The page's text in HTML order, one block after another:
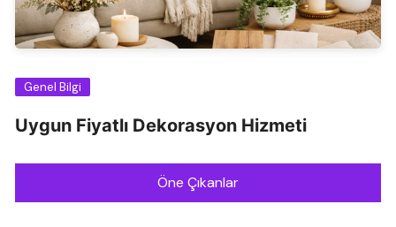
Genel Bilgi
Uygun Fiyatlı Dekorasyon Hizmeti
Öne Çıkanlar